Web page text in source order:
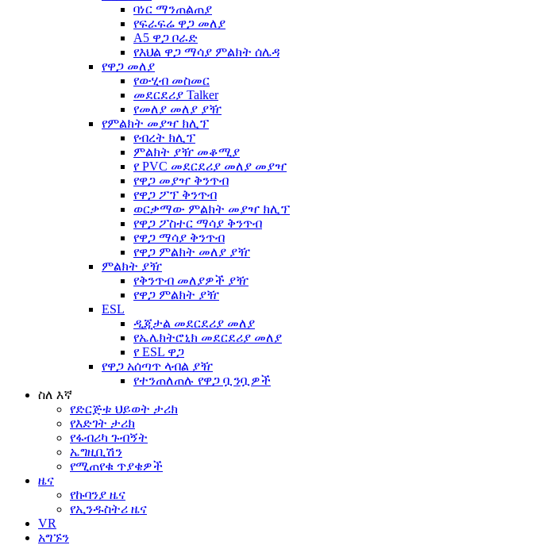
ባነር ማንጠልጠያ
የፍራፍሬ ዋጋ መለያ
A5 ዋጋ ቦራድ
የእህል ዋጋ ማሳያ ምልክት ሰሌዳ
የዋጋ መለያ
የውሂብ መስመር
መደርደሪያ Talker
የመለያ መለያ ያዥ
የምልክት መያዣ ክሊፕ
የብረት ክሊፕ
ምልክት ያዥ መቆሚያ
የ PVC መደርደሪያ መለያ መያዣ
የዋጋ መያዣ ቅንጥብ
የዋጋ ፖፕ ቅንጥብ
ወርቃማው ምልክት መያዣ ክሊፕ
የዋጋ ፖስተር ማሳያ ቅንጥብ
የዋጋ ማሳያ ቅንጥብ
የዋጋ ምልክት መለያ ያዥ
ምልክት ያዥ
የቅንጥብ መለያዎች ያዥ
የዋጋ ምልክት ያዥ
ESL
ዲጂታል መደርደሪያ መለያ
የኤሌክትሮኒክ መደርደሪያ መለያ
የ ESL ዋጋ
የዋጋ አሰጣጥ ላብል ያዥ
የተንጠለጠሉ የዋጋ ቧንቧዎች
ስለ እኛ
የድርጅቱ ህይወት ታሪክ
የእድገት ታሪክ
የፋብሪካ ጉብኝት
ኤግዚቢሽን
የሚጠየቁ ጥያቄዎች
ዜና
የኩባንያ ዜና
የኢንዱስትሪ ዜና
VR
አግኙን